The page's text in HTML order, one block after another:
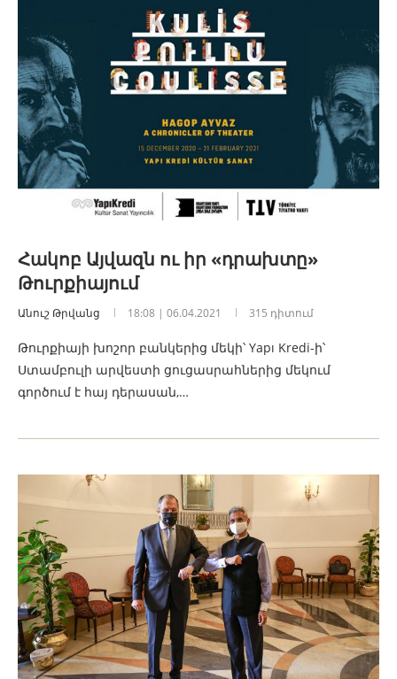
Հակոբ Այվազն ու իր «դրախտը»
Թուրքիայում
Անուշ Թրվանց 18:08 | 06.04.2021 315 դիտում
Թուրքիայի խոշոր բանկերից մեկի՝ Yapı Kredi-ի՝
Ստամբուլի արվեստի ցուցասրահներից մեկում
գործում է հայ դերասան,…